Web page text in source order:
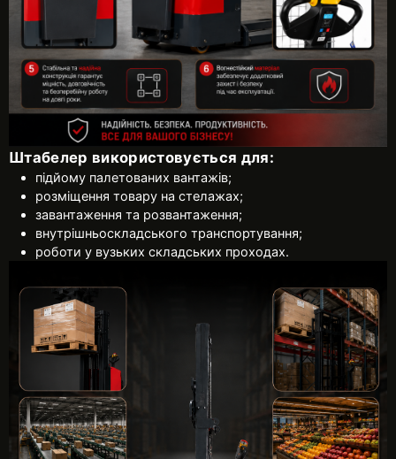
Штабелер використовується для:
підйому палетованих вантажів;
розміщення товару на стелажах;
завантаження та розвантаження;
внутрішньоскладського транспортування;
роботи у вузьких складських проходах.